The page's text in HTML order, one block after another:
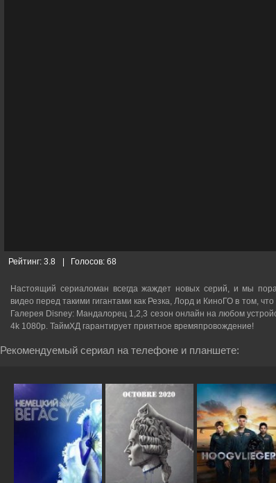
Рейтинг: 3.8 Голосов:68
Настоящий сериаломан всегда жаждет новых серий, и мы
видео перед такими гигантами как Резка, Лорд и КиноГО в том,
Галерея Disney: Мандалорец 1,2,3 сезон онлайн на любом
4k 1080p. ТаймХД гарантирует приятное времяпровождение!
Рекомендуемый сериал на телефоне и планшете: